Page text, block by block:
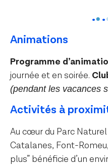
Animations
Programme
journée et en soirée.
(pendant les vacances
Activités à
Au cœur du Parc
Catalanes, Font-
plus” bénéficie d’un